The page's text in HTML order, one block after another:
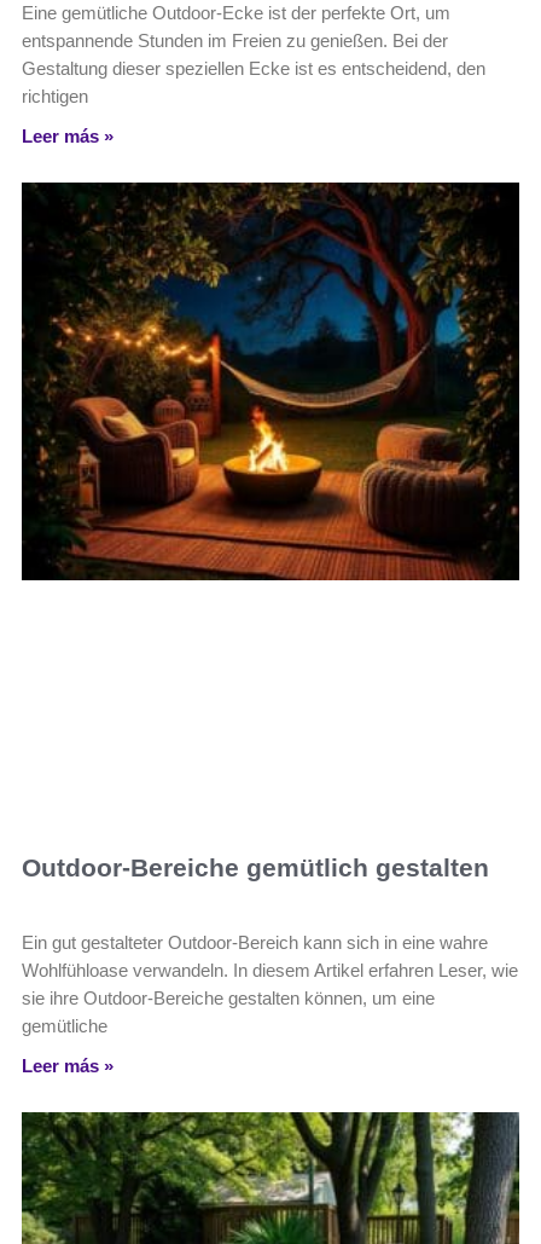
Eine gemütliche Outdoor-Ecke ist der perfekte Ort, um
entspannende Stunden im Freien zu genießen. Bei der
Gestaltung dieser speziellen Ecke ist es entscheidend, den
richtigen
Leer más »
Outdoor-Bereiche gemütlich gestalten
Ein gut gestalteter Outdoor-Bereich kann sich in eine wahre
Wohlfühloase verwandeln. In diesem Artikel erfahren Leser, wie
sie ihre Outdoor-Bereiche gestalten können, um eine
gemütliche
Leer más »